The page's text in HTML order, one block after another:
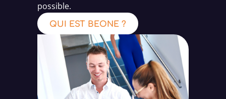
possible.
QUI EST BEONE ?